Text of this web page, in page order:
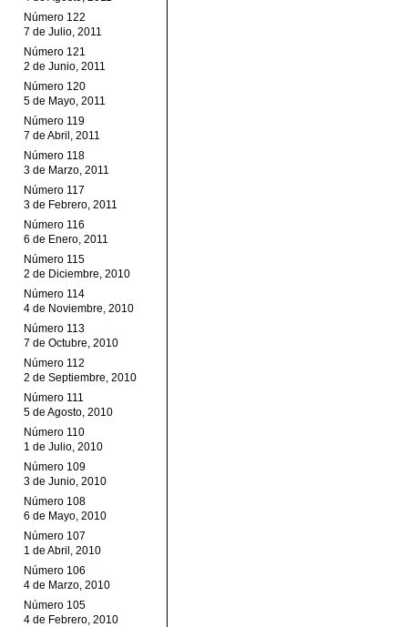
Número 122
7 de Julio, 2011
Número 121
2 de Junio, 2011
Número 120
5 de Mayo, 2011
Número 119
7 de Abril, 2011
Número 118
3 de Marzo, 2011
Número 117
3 de Febrero, 2011
Número 116
6 de Enero, 2011
Número 115
2 de Diciembre, 2010
Número 114
4 de Noviembre, 2010
Número 113
7 de Octubre, 2010
Número 112
2 de Septiembre, 2010
Número 111
5 de Agosto, 2010
Número 110
1 de Julio, 2010
Número 109
3 de Junio, 2010
Número 108
6 de Mayo, 2010
Número 107
1 de Abril, 2010
Número 106
4 de Marzo, 2010
Número 105
4 de Febrero, 2010